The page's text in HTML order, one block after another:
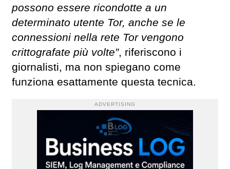
possono essere ricondotte a un
determinato utente Tor, anche se le
connessioni nella rete Tor vengono
crittografate più volte”, riferiscono i
giornalisti, ma non spiegano come
funziona esattamente questa tecnica.
ADVERTISING